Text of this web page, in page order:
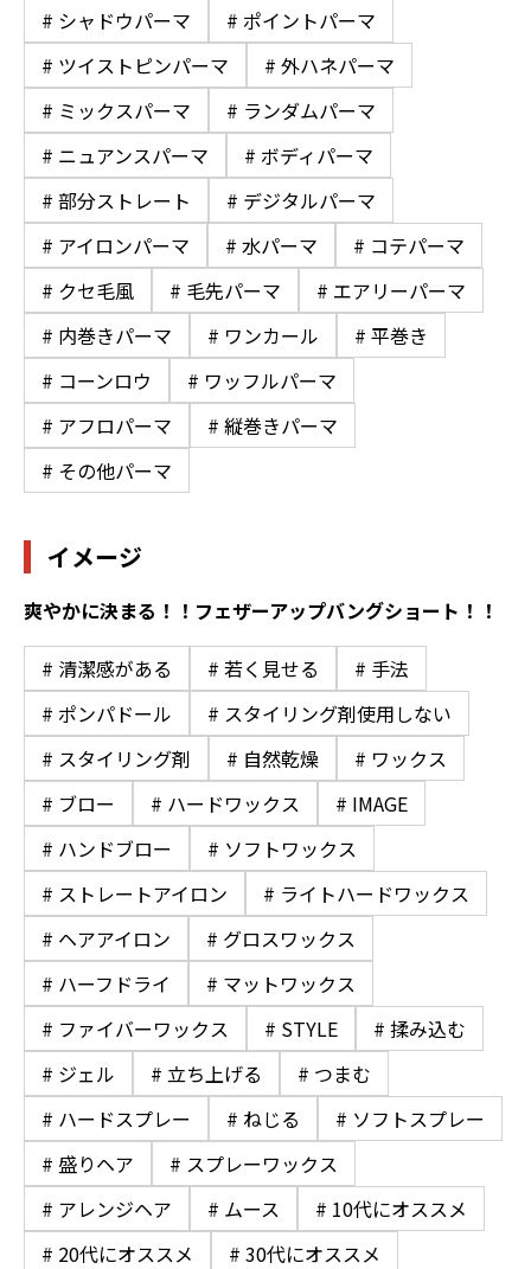
# シャドウパーマ
# ポイントパーマ
# ツイストピンパーマ
# 外ハネパーマ
# ミックスパーマ
# ランダムパーマ
# ニュアンスパーマ
# ボディパーマ
# 部分ストレート
# デジタルパーマ
# アイロンパーマ
# 水パーマ
# コテパーマ
# クセ毛風
# 毛先パーマ
# エアリーパーマ
# 内巻きパーマ
# ワンカール
# 平巻き
# コーンロウ
# ワッフルパーマ
# アフロパーマ
# 縦巻きパーマ
# その他パーマ
イメージ
爽やかに決まる！！フェザーアップバングショート！！
# 清潔感がある # 若く見せる
# 手法
# ポンパドール
# スタイリング剤使用しない
# スタイリング剤
# 自然乾燥
# ワックス
# ブロー
# ハードワックス
# IMAGE
# ハンドブロー
# ソフトワックス
# ストレートアイロン
# ライトハードワックス
# ヘアアイロン
# グロスワックス
# ハーフドライ
# マットワックス
# ファイバーワックス
# STYLE
# 揉み込む
# ジェル
# 立ち上げる
# つまむ
# ハードスプレー
# ねじる
# ソフトスプレー
# 盛りヘア
# スプレーワックス
# アレンジヘア
# ムース
# 10代にオススメ
# 20代にオススメ
# 30代にオススメ